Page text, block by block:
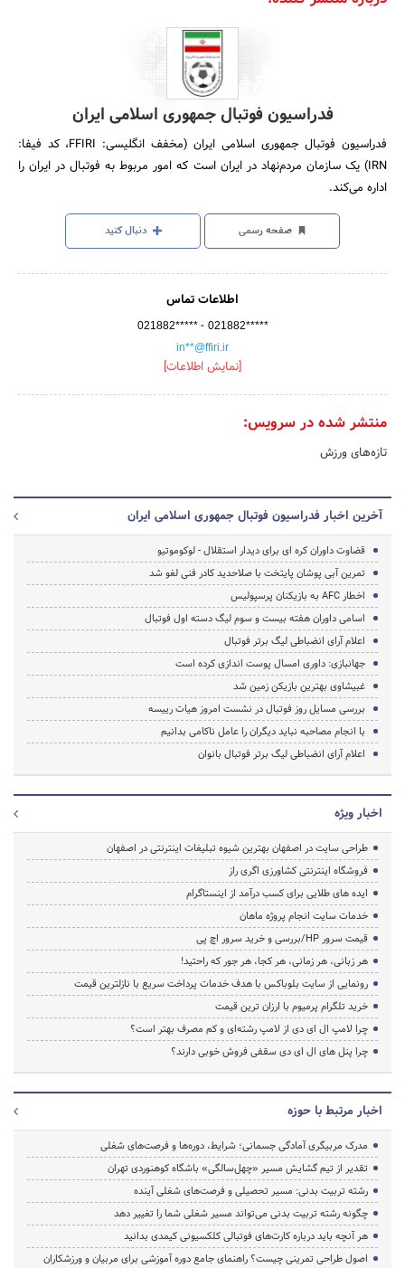
فدراسیون فوتبال جمهوری اسلامی ایران
فدراسیون فوتبال جمهوری اسلامی ایران (مخفف انگلیسی: FFIRI، کد فیفا:
IRN)‏ یک سازمان مردم‌نهاد در ایران است که امور مربوط به فوتبال در ایران را
اداره می‌کند.
صفحه رسمی دنبال کنید
اطلاعات تماس
021882***** - 021882*****
in**@ffiri.ir
[نمایش اطلاعات]
منتشر شده در سرویس:
تازه‌های ورزش
آخرین اخبار فدراسیون فوتبال جمهوری اسلامی ایران
قضاوت داوران کره ای برای دیدار استقلال - لوکوموتیو
تمرین آبی پوشان پایتخت با صلاحدید کادر فنی لغو شد
اخطار AFC به بازیکنان پرسپولیس
اسامی داوران هفته بیست و سوم لیگ دسته اول فوتبال
اعلام آرای انضباطی لیگ برتر فوتبال
جهانبازی: داوری امسال پوست اندازی کرده است
غبیشاوی بهترین بازیکن زمین شد
بررسی مسایل روز فوتبال در نشست امروز هیات رییسه
با انجام مصاحبه نباید دیگران را عامل ناکامی بدانیم
اعلام آرای انضباطی لیگ برتر فوتبال بانوان
اخبار ویژه
طراحی سایت در اصفهان بهترین شیوه تبلیغات اینترنتی در اصفهان
فروشگاه اینترنتی کشاورزی اگری راز
ایده های طلایی برای کسب درآمد از اینستاگرام
خدمات سایت انجام پروژه ماهان
قیمت سرور HP/بررسی و خرید سرور اچ پی
هر زبانی، هر زمانی، هر کجا، هر جور که راحتید!
رونمایی از سایت بلوباکس با هدف خدمات پرداخت سریع با نازلترین قیمت
خرید تلگرام پرمیوم با ارزان ترین قیمت
چرا لامپ ال ای دی از لامپ رشته‌ای و کم مصرف بهتر است؟
چرا پنل های ال ای دی سقفی فروش خوبی دارند؟
اخبار مرتبط با حوزه
مدرک مربیگری آمادگی جسمانی؛ شرایط، دوره‌ها و فرصت‌های شغلی
تقدیر از تیم گشایش مسیر «چهل‌سالگی» باشگاه کوهنوردی تهران
رشته تربیت بدنی: مسیر تحصیلی و فرصت‌های شغلی آینده
چگونه رشته تربیت بدنی می‌تواند مسیر شغلی شما را تغییر دهد
هر آنچه باید درباره کارت‌های فوتبالی کلکسیونی کیمدی بدانید
اصول طراحی تمرینی چیست؟ راهنمای جامع دوره آموزشی برای مربیان و ورزشکاران